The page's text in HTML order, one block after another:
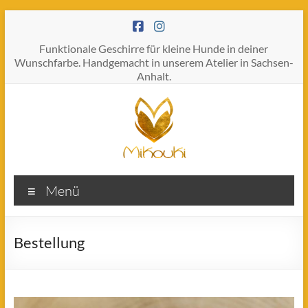
springenFunktionale Geschirre für kleine Hunde in deiner
Wunschfarbe. Handgemacht in unserem Atelier in Sachsen-
Anhalt.
MIKOUKI
Du
nie
Menü
Bestellung